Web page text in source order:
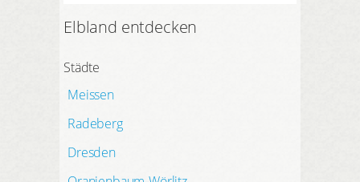
Ihren Kurzurlaub im Sächsischen
Unterkünfte. Residieren Sie in
Waldschlösschen, in einem
luxuriösen Wellnessdorf oder in
einem modernen Schlosshotel und
sparen Sie bis zu 60 % gegenüber
Elbland entdecken
Städte
Meissen
Radeberg
Dresden